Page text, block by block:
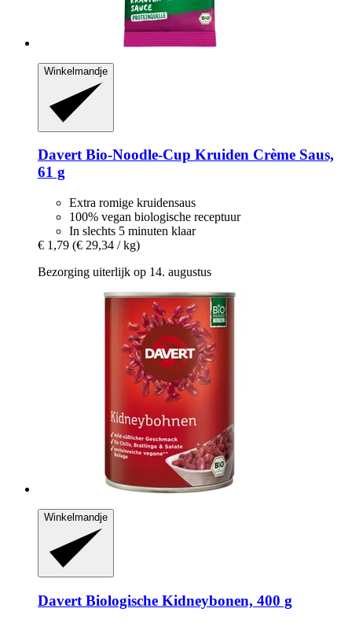
Winkelmandje
DavertBio-​Noodle-​Cup Kruiden Crème Saus,
61 g
Extra romige kruidensaus
100% vegan biologische receptuur
In slechts 5 minuten klaar
€ 1,79 (€ 29,34 / kg)
Bezorging uiterlijk op 14. augustus
Winkelmandje
Davert Biologische Kidneybonen, 400 g